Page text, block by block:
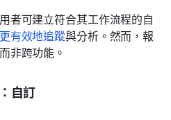
用者可建立符合其工作流程的自
有效地追蹤與分析。然而，報
非跨功能。
自訂